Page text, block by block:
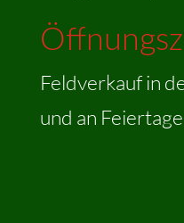
Feldverkauf in
und an